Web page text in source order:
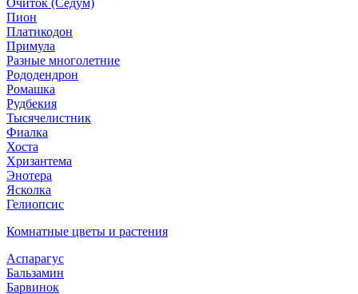
Пион
Платикодон
Примула
Разные многолетние
Рододендрон
Ромашка
Рудбекия
Тысячелистник
Фиалка
Хоста
Хризантема
Энотера
Ясколка
Гелиопсис
Комнатные цветы и растения
Аспарагус
Бальзамин
Барвинок